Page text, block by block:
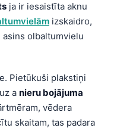
ja ir iesaistīta aknu
izskaidro,
olbaltumvielu
Pietūkuši plakstiņi
a nieru bojājuma
vēdera
skaitam, tas padara